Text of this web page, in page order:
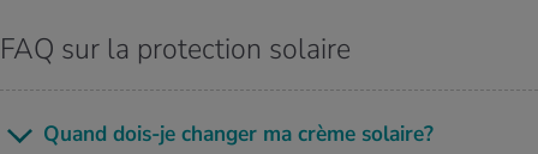
FAQ sur la protection solaire
Quand dois-je chan­ger ma crème solaire?